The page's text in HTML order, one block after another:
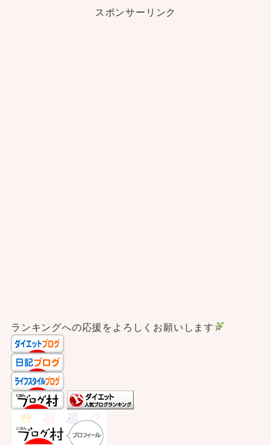
スポンサーリンク
ランキングへの応援をよろしくお願いします